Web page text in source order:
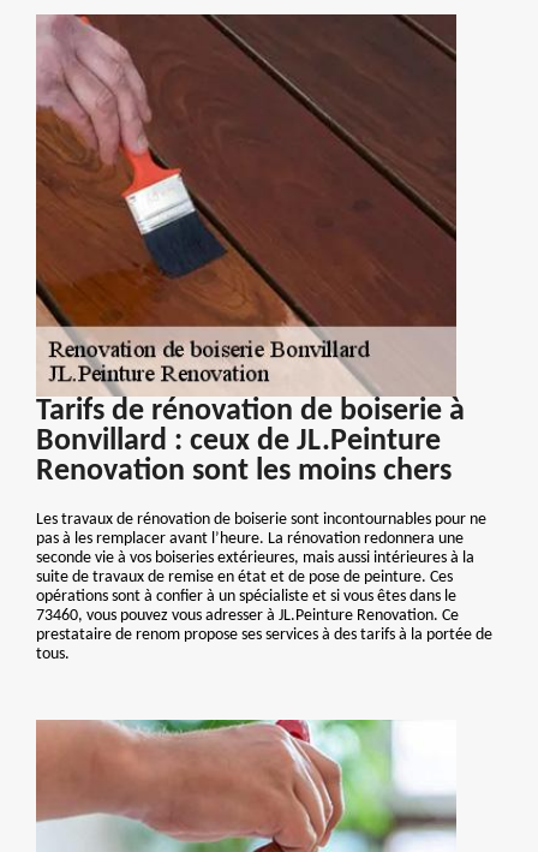
Tarifs de rénovation de boiserie à
Bonvillard : ceux de JL.Peinture
Renovation sont les moins chers
Les travaux de rénovation de boiserie sont incontournables pour ne
pas à les remplacer avant l’heure. La rénovation redonnera une
seconde vie à vos boiseries extérieures, mais aussi intérieures à la
suite de travaux de remise en état et de pose de peinture. Ces
opérations sont à confier à un spécialiste et si vous êtes dans le
73460, vous pouvez vous adresser à JL.Peinture Renovation. Ce
prestataire de renom propose ses services à des tarifs à la portée de
tous.